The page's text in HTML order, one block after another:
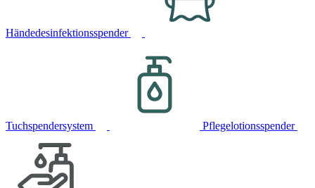
Händedesinfektionsspender
Tuchspendersystem Pflegelotionsspender